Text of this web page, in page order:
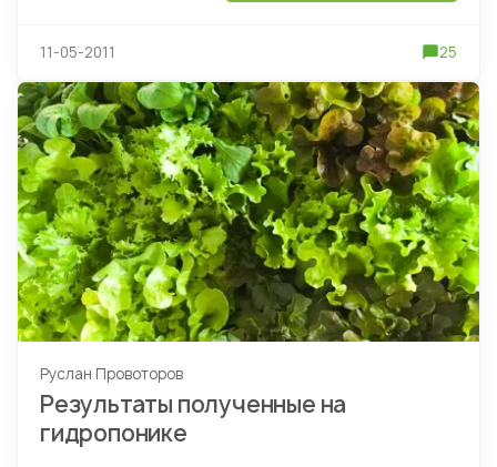
11-05-2011 25
Руслан Провоторов
Результаты полученные на
гидропонике